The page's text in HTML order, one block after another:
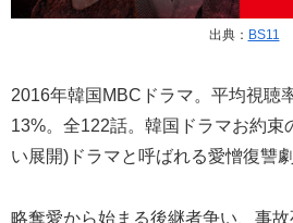
出典： BS11
2016年韓国MBCドラマ。平均視聴
13%。全122話。韓国ドラマお約束
い展開)ドラマと呼ばれる愛憎復讐劇
略奪愛から始まる後継者争い、事